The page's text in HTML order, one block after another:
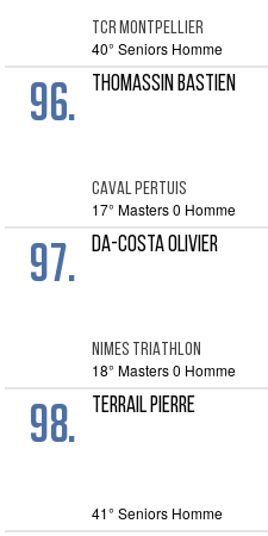
TCR MONTPELLIER
40° Seniors Homme
96. THOMASSIN BASTIEN
CAVAL PERTUIS
17° Masters 0 Homme
97. DA-COSTA OLIVIER
NIMES TRIATHLON
18° Masters 0 Homme
98. TERRAIL PIERRE
41° Seniors Homme